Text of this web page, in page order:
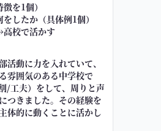
を1個）
したか（具体例1個）
校で活かす
活動に力を入れていて、
雰囲気のある中学校で
工夫）をして、周りと声
つきました。その経験を
体的に動くことに活かし